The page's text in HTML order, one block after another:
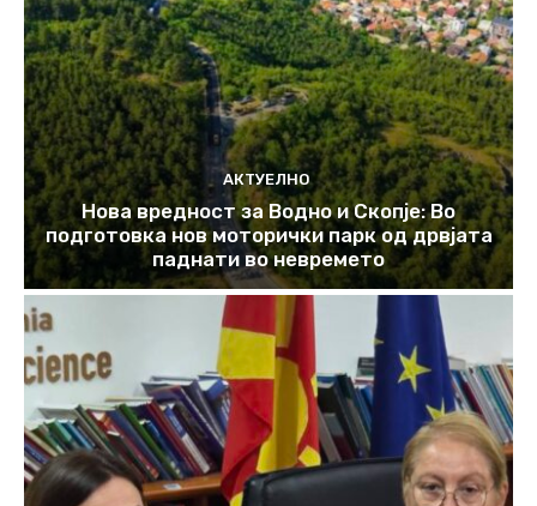
АКТУЕЛНО
Нова вредност за Водно и Скопје: Во
подготовка нов моторички парк од дрвјата
паднати во невремето